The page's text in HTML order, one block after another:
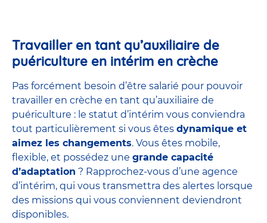
Travailler en tant qu’auxiliaire de
puériculture en intérim en crèche
Pas forcément besoin d’être salarié pour pouvoir
travailler en crèche en tant qu’auxiliaire de
puériculture : le statut d’intérim vous conviendra
tout particulièrement si vous êtes dynamique et
aimez les changements. Vous êtes mobile,
flexible, et possédez une grande capacité
d’adaptation ? Rapprochez-vous d’une agence
d’intérim, qui vous transmettra des alertes lorsque
des missions qui vous conviennent deviendront
disponibles.